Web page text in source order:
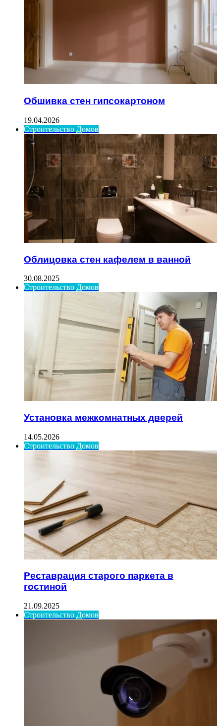
Обшивка стен гипсокартоном
19.04.2026
Строительство Домов
Облицовка стен кафелем в ванной
30.08.2025
Строительство Домов
Установка межкомнатных дверей
14.05.2026
Строительство Домов
Реставрация старого паркета в
гостиной
21.09.2025
Строительство Домов